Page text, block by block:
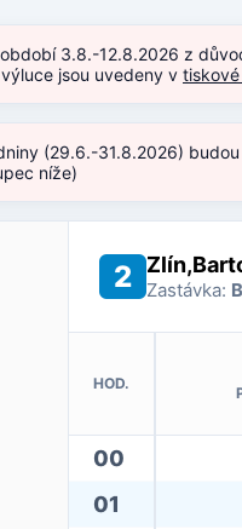
3.8.-12.8.2026 z
jsou uvedeny v
(29.6.-31.8.2026)
níže)
2 Zastávka:
HOD.
00
01